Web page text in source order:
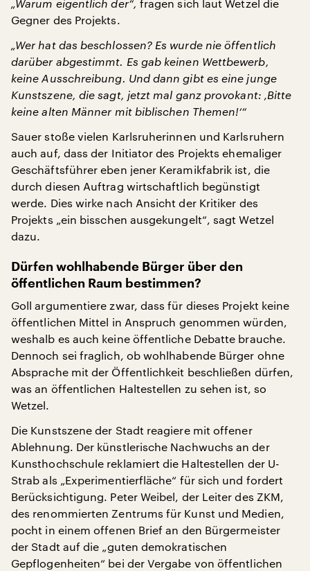
„Warum eigentlich der“, fragen sich laut Wetzel die
Gegner des Projekts.
„Wer hat das beschlossen? Es wurde nie öffentlich
darüber abgestimmt. Es gab keinen Wettbewerb,
keine Ausschreibung. Und dann gibt es eine junge
Kunstszene, die sagt, jetzt mal ganz provokant: ‚Bitte
keine alten Männer mit biblischen Themen!‘“
Sauer stoße vielen Karlsruherinnen und Karlsruhern
auch auf, dass der Initiator des Projekts ehemaliger
Geschäftsführer eben jener Keramikfabrik ist, die
durch diesen Auftrag wirtschaftlich begünstigt
werde. Dies wirke nach Ansicht der Kritiker des
Projekts „ein bisschen ausgekungelt“, sagt Wetzel
dazu.
Dürfen wohlhabende Bürger über den
öffentlichen Raum bestimmen?
Goll argumentiere zwar, dass für dieses Projekt keine
öffentlichen Mittel in Anspruch genommen würden,
weshalb es auch keine öffentliche Debatte brauche.
Dennoch sei fraglich, ob wohlhabende Bürger ohne
Absprache mit der Öffentlichkeit beschließen dürfen,
was an öffentlichen Haltestellen zu sehen ist, so
Wetzel.
Die Kunstszene der Stadt reagiere mit offener
Ablehnung. Der künstlerische Nachwuchs an der
Kunsthochschule reklamiert die Haltestellen der U-
Strab als „Experimentierfläche“ für sich und fordert
Berücksichtigung. Peter Weibel, der Leiter des ZKM,
des renommierten Zentrums für Kunst und Medien,
pocht in einem offenen Brief an den Bürgermeister
der Stadt auf die „guten demokratischen
Gepflogenheiten“ bei der Vergabe von öffentlichen